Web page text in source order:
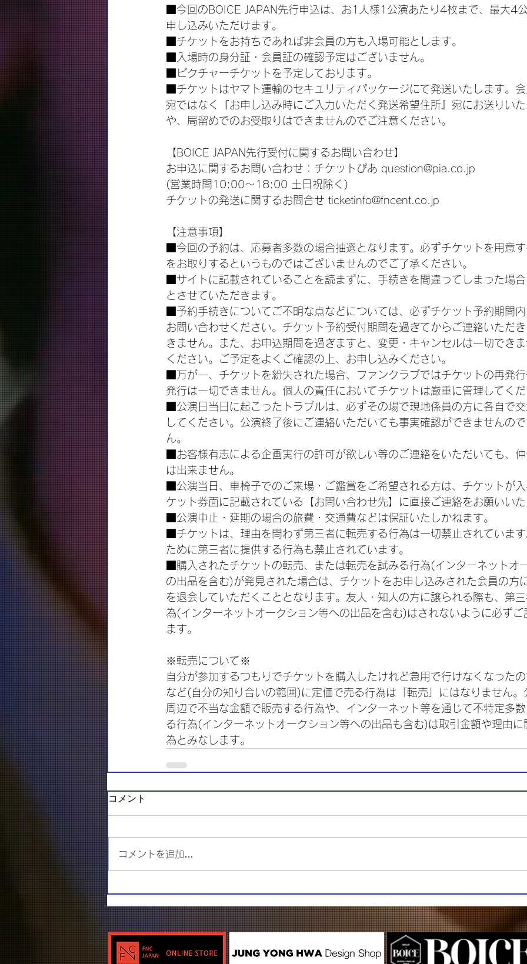
■今回のBOICE JAPAN先行申込は、お1人様1公演あたり4枚まで、最大4
申し込みいただけます。
■チケットをお持ちであれば非会員の方も入場可能とします。
■入場時の身分証・会員証の確認予定はございません。
■ピクチャーチケットを予定しております。
■チケットはヤマト運輸のセキュリティパッケージにて発送いたします。
宛ではなく『お申し込み時にご入力いただく発送希望住所』宛にお送りい
や、局留めでのお受取りはできませんのでご注意ください。
【BOICE JAPAN先行受付に関するお問い合わせ】
お申込に関するお問い合わせ：チケットぴあ question@pia.co.jp
(営業時間10:00～18:00 土日祝除く)
チケットの発送に関するお問合せ ticketinfo@fncent.co.jp
【注意事項】
■今回の予約は、応募者多数の場合抽選となります。必ずチケットを用意
をお取りするというものではございませんのでご了承ください。
■サイトに記載されていることを読まずに、手続きを間違ってしまった場
とさせていただきます。
■予約手続きについてご不明な点などについては、必ずチケット予約期間
お問い合わせください。チケット予約受付期間を過ぎてからご連絡いただ
きません。また、お申込期間を過ぎますと、変更・キャンセルは一切でき
ください。ご予定をよくご確認の上、お申し込みください。
■万が一、チケットを紛失された場合、ファンクラブではチケットの再発
発行は一切できません。個人の責任においてチケットは厳重に管理してく
■公演日当日に起こったトラブルは、必ずその場で現地係員の方に各自で
してください。公演終了後にご連絡いただいても事実確認ができませんの
ん。
■お客様有志による企画実行の許可が欲しい等のご連絡をいただいても、
は出来ません。
■公演当日、車椅子でのご来場・ご鑑賞をご希望される方は、チケットが
ケット券面に記載されている【お問い合わせ先】に直接ご連絡をお願いい
■公演中止・延期の場合の旅費・交通費などは保証いたしかねます。
■チケットは、理由を問わず第三者に転売する行為は一切禁止されていま
ために第三者に提供する行為も禁止されています。
■購入されたチケットの転売、または転売を試みる行為(インターネットオ
の出品を含む)が発見された場合は、チケットをお申し込みされた会員の方
を退会していただくこととなります。友人・知人の方に譲られる際も、第
為(インターネットオークション等への出品を含む)はされないように必ずご
ます。
※転売について※
自分が参加するつもりでチケットを購入したけれど急用で行けなくなった
など(自分の知り合いの範囲)に定価で売る行為は「転売」にはなりません。
周辺で不当な金額で販売する行為や、インターネット等を通じて不特定多
る行為(インターネットオークション等への出品も含む)は取引金額や理由に
為とみなします。
コメント
コメントを追加…